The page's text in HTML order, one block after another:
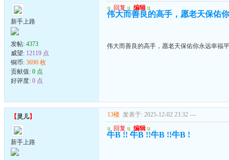
新手上路
发帖: 4373
威望: 12119 点
铜币: 3690 枚
贡献值: 0 点
好评度: 0 点
u 回复 u 编辑 u
伟大而善良的高手，愿老天保佑
伟大而善良的高手，愿老天保佑你永远幸福
【灵儿】
新手上路
13楼 发表于: 2025-12-02 23:32 ---
u 回复 u 编辑 u
牛B !! 牛B !!牛B !!牛B !